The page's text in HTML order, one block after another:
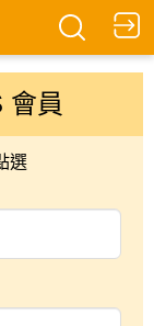
會員
選